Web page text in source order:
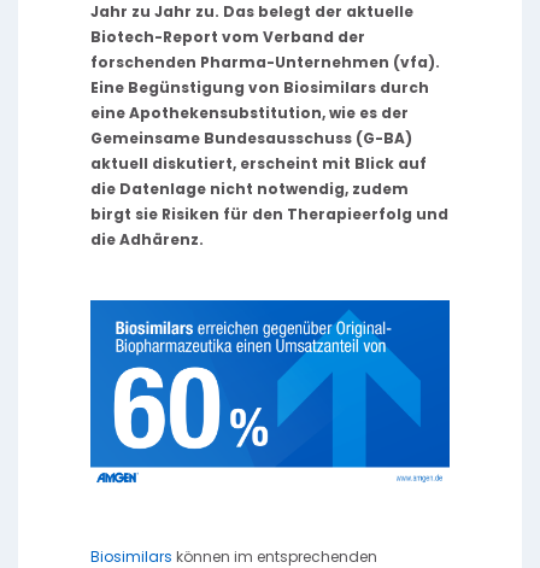
Jahr zu Jahr zu. Das belegt der aktuelle
Biotech-Report vom Verband der
forschenden Pharma-Unternehmen (vfa).
Eine Begünstigung von Biosimilars durch
eine Apothekensubstitution, wie es der
Gemeinsame Bundesausschuss (G-BA)
aktuell diskutiert, erscheint mit Blick auf
die Datenlage nicht notwendig, zudem
birgt sie Risiken für den Therapieerfolg und
die Adhärenz.
Biosimilars können im entsprechenden